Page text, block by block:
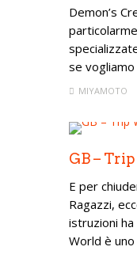
Demon’s
se
MIYAMOTO
GB –
E per
Ragazzi,
istruzioni
World è